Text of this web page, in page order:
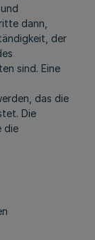
dann,
der
sind. Eine
das die
Die
die